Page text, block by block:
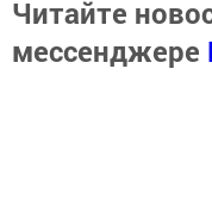
Читайте
мессенджере